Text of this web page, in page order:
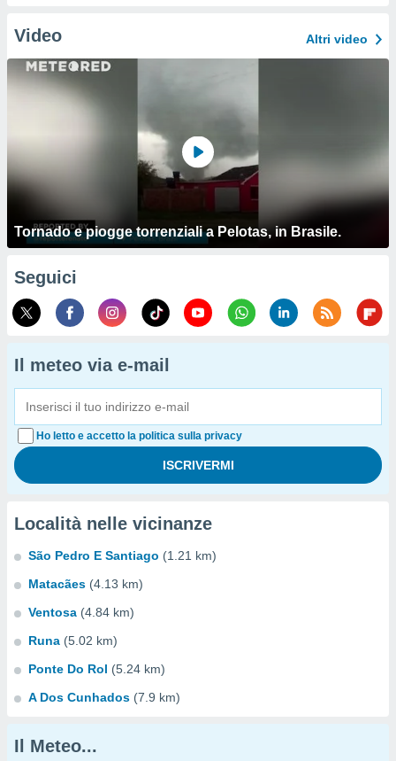
Video Altri video
Tornado e piogge torrenziali a Pelotas, in Brasile.
Seguici
Il meteo via e-mail
Ho letto e accetto la politica sulla privacy
Località nelle vicinanze
São Pedro E Santiago (1.21 km)
Matacães (4.13 km)
Ventosa (4.84 km)
Runa (5.02 km)
Ponte Do Rol (5.24 km)
A Dos Cunhados (7.9 km)
Il Meteo...